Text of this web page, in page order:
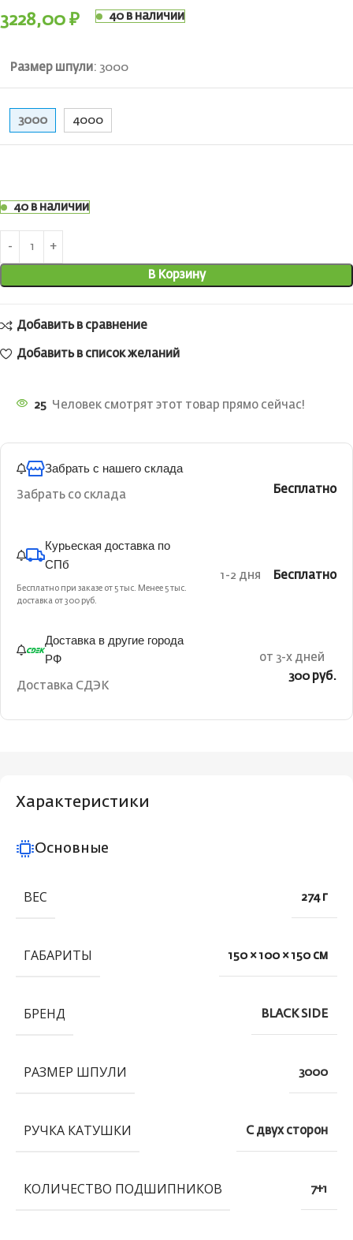
3228,00 ₽ 40 в наличии
Размер шпули: 3000
3000 4000
40 в наличии
В Корзину
Добавить в сравнение
Добавить в список желаний
25 Человек смотрят этот товар прямо сейчас!
Забрать с нашего склада
Забрать со склада Бесплатно
Курьеская доставка по
СПб
Бесплатно при заказе от 5 тыс. Менее 5 тыс.
доставка от 300 руб.
1-2 дня Бесплатно
Доставка в другие города
РФ
Доставка СДЭК
от 3-х дней
300 руб.
Характеристики
Основные
ВЕС 274 г
ГАБАРИТЫ 150 × 100 × 150 см
БРЕНД BLACK SIDE
РАЗМЕР ШПУЛИ 3000
РУЧКА КАТУШКИ С двух сторон
КОЛИЧЕСТВО ПОДШИПНИКОВ 7+1